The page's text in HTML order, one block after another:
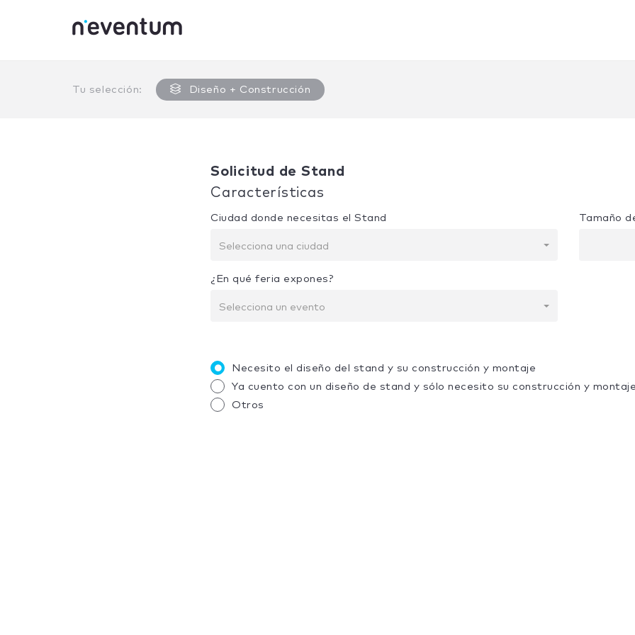
Tu selección: Diseño + Construcción
Solicitud de Stand
Características
Ciudad donde necesitas el Stand
Selecciona una ciudad
¿En qué feria expones?
Selecciona un evento
Tamaño
Necesito el diseño del stand y su construcción y montaje
Ya cuento con un diseño de stand y sólo necesito su construcción y montaje
Otros